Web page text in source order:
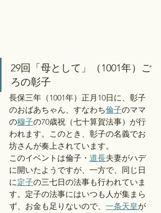
29回「母として」（1001年）ご
ろの彰子
長保三年（1001年）正月10日に、彰子
のおばあちゃん、すなわち倫子のママ
の穆子の70歳祝（七十算賀法事）が行
われます。このとき、彰子の名義でお
坊さんが奏上されています。
このイベントは倫子・ 道長夫妻がハデ
に開いたようですが、一方で、同じ日
に定子の三七日の法事も行われていま
す。定子の法事にはいつも人が集まら
ず、お金も足りないので、 一条天皇が